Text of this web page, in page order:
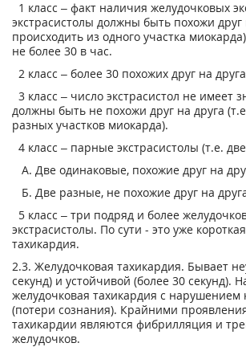
1 класс – факт наличия желудочковых
экстрасистолы должны быть похожи друг
происходить из одного участка
не более 30 в час.
2 класс – более 30 похожих друг на
3 класс – число экстрасистол не имеет
должны быть не похожи друг на друга
разных участков миокарда).
4 класс – парные экстрасистолы (т.е.
А. Две одинаковые, похожие друг на
Б. Две разные, не похожие друг на
5 класс – три подряд и более
экстрасистолы. По сути - это уже
тахикардия.
2.3. Желудочковая тахикардия. Бывает
секунд) и устойчивой (более 30 секунд).
желудочковая тахикардия с
(потери сознания). Крайними
тахикардии являются фибрилляция и
желудочков.